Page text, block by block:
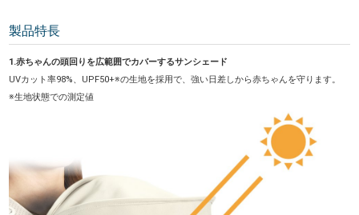
製品特長
1.赤ちゃんの頭回りを広範囲でカバーするサンシェード
UVカット率98%、UPF50+※の生地を採用で、強い日差しから赤ちゃんを守ります。
※生地状態での測定値